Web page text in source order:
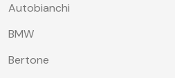
Autobianchi
BMW
Bertone